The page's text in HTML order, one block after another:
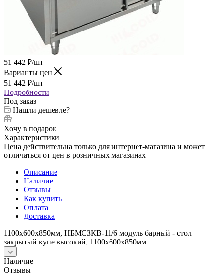
51 442 ₽/шт
Варианты цен
51 442 ₽/шт
Подробности
Под заказ
Нашли дешевле?
Хочу в подарок
Характеристики
Цена действительна только для интернет-магазина и может
отличаться от цен в розничных магазинах
Описание
Наличие
Отзывы
Как купить
Оплата
Доставка
1100х600х850мм, НБМСЗКВ-11/6 модуль барный - стол
закрытый купе высокий, 1100х600х850мм
Наличие
Отзывы